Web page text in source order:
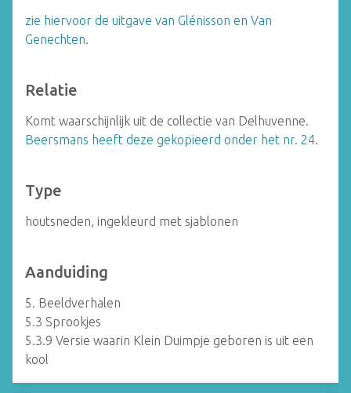
zie hiervoor de uitgave van Glénisson en Van
Genechten.
Relatie
Komt waarschijnlijk uit de collectie van Delhuvenne.
Beersmans heeft deze gekopieerd onder het nr. 24.
Type
houtsneden, ingekleurd met sjablonen
Aanduiding
5. Beeldverhalen
5.3 Sprookjes
5.3.9 Versie waarin Klein Duimpje geboren is uit een
kool